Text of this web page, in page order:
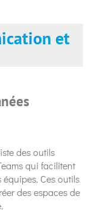
et
des outils
qui facilitent
Ces outils
des espaces de